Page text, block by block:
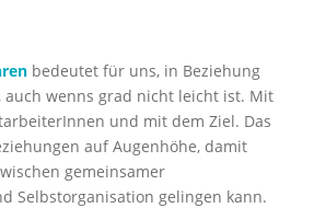
bedeutet für uns, in Beziehung
auch wenns grad nicht leicht ist. Mit
und mit dem Ziel. Das
auf Augenhöhe, damit
gemeinsamer
Selbstorganisation gelingen kann.